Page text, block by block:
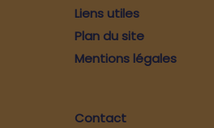
Liens utiles
Plan du site
Mentions légales
Contact